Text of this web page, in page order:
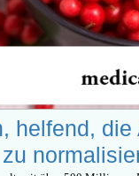
helfend, die